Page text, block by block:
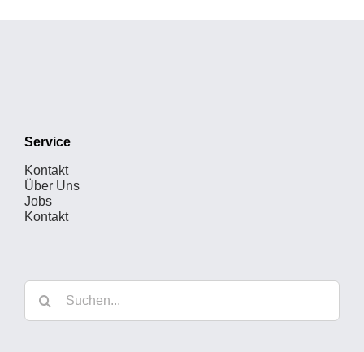
Service
Kontakt
Über Uns
Jobs
Kontakt
Suche
nach: